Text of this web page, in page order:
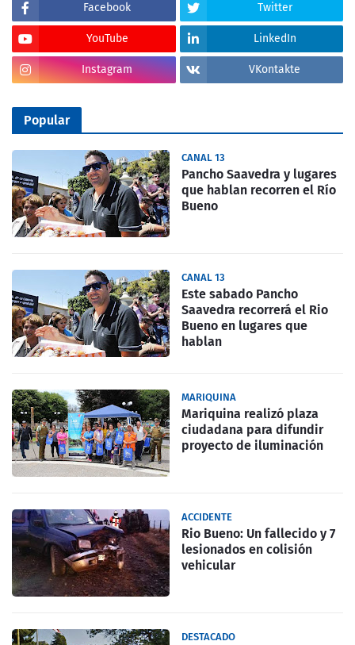
Facebook Twitter
YouTube LinkedIn
Instagram VKontakte
Popular
CANAL 13
Pancho Saavedra y lugares
que hablan recorren el Río
Bueno
CANAL 13
Este sabado Pancho
Saavedra recorrerá el Rio
Bueno en lugares que
hablan
MARIQUINA
Mariquina realizó plaza
ciudadana para difundir
proyecto de iluminación
ACCIDENTE
Rio Bueno: Un fallecido y 7
lesionados en colisión
vehicular
DESTACADO